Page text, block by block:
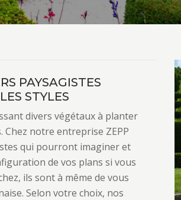
PAYSAGISTES
STYLES
divers végétaux à planter
notre entreprise ZEPP
qui pourront imaginer et
de vos plans si vous
ils sont à même de vous
Selon votre choix, nos